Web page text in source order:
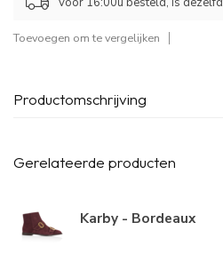
Toevoegen om te vergelijken
Productomschrijving
Gerelateerde producten
Karby - Bordeaux